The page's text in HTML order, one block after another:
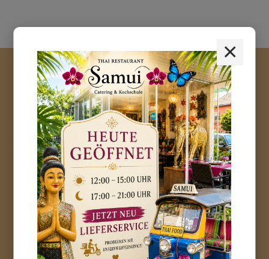
Thai Restaurant Samui Catering &
Kochschule
Kuhlenwall 54
47051 Duisburg
Tel.: 0203 - 48 38 628
Mail:info@samui-duisburg.de
Öffnungszeiten Restaurant
Montag bis Donnerstag
12:00 bis 15:00 Uhr
×
Hinweis